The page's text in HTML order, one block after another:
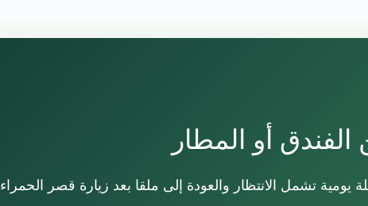
أو المطار
يومية تشمل الانتظار والعودة إلى ملقا بعد زيارة قصر الحمراء